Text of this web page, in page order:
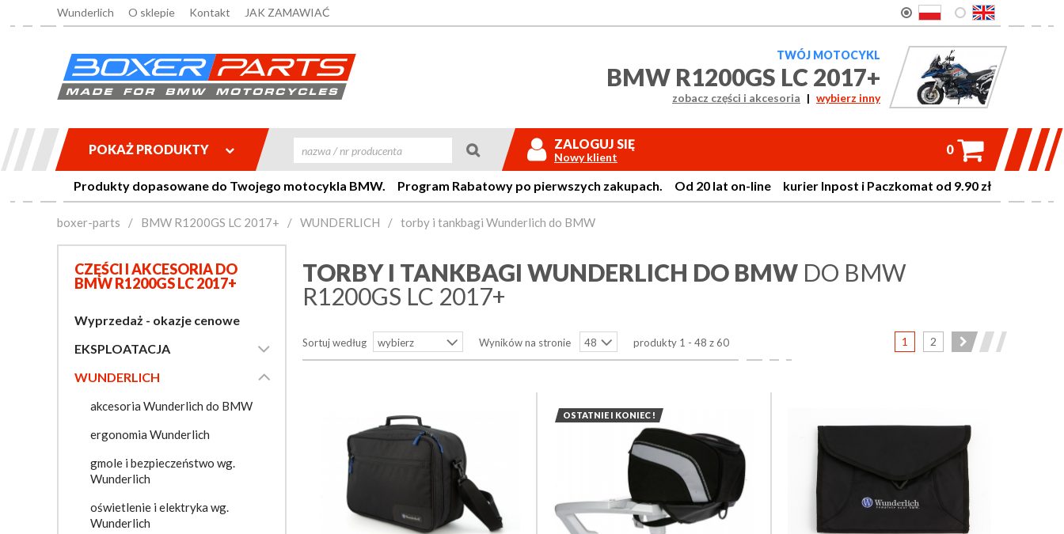
Wunderlich O sklepie Kontakt JAK ZAMAWIAĆ
TWÓJ MOTOCYKL
BMW R1200GS LC 2017+
zobacz części i akcesoria | wybierz inny
POKAŻ PRODUKTY  
0
 ZALOGUJ SIĘ
Nowy klient
Hasło:
przypomnij mi hasło nowy klient
Produkty dopasowane do Twojego motocykla BMW. Program Rabatowy po pierwszych zakupach. Od 20 lat on-line kurier Inpost i Paczkomat od 9.90 zł
boxer-parts / BMW R1200GS LC 2017+ / WUNDERLICH / torby i tankbagi Wunderlich do BMW
CZĘŚCI I AKCESORIA DO
BMW R1200GS LC 2017+
Wyprzedaż - okazje cenowe

EKSPLOATACJA

WUNDERLICH
akcesoria Wunderlich do BMW
ergonomia Wunderlich
gmole i bezpieczeństwo wg.
Wunderlich
oświetlenie i elektryka wg.
Wunderlich
TORBY I TANKBAGI WUNDERLICH DO BMW DO BMW
R1200GS LC 2017+
Sortuj według Wyników na stronie produkty 1 - 48 z 60 1 2 
OSTATNIE I KONIEC !